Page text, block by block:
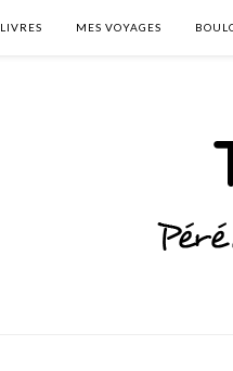
LIVRES MES VOYAGES